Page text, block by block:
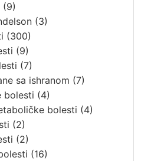
(9)
(3)
(300)
(9)
(7)
sa ishranom (7)
bolesti (4)
bolesti (4)
(2)
(2)
(16)